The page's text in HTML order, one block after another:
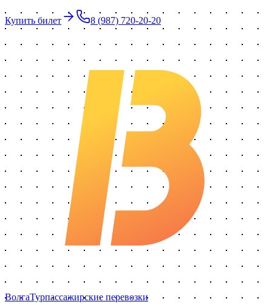
Купить билет 8 (987) 720-20-20
ВолгаТурпассажирские перевозки